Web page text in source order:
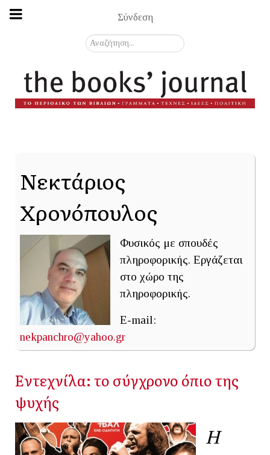
Σύνδεση
Αναζήτηση...
Νεκτάριος
Χρονόπουλος
Φυσικός με σπουδές
πληροφορικής. Εργάζεται
στο χώρο της
πληροφορικής.
E-mail:
nekpanchro@yahoo.gr
Εντεχνίλα: το σύγχρονο όπιο της
ψυχής
Η